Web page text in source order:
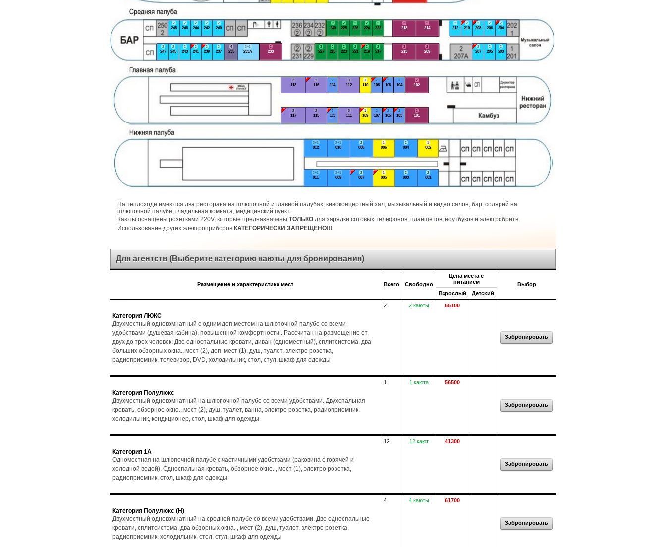
2
001
1
002
2
003
2
004
1
005
1
006
2
007
2
008
2+1
009
2+1
010
2+1
011
2+1
012
2
101
2
102
2
103
2
104
2
105
2
106
2
107
2
108
1
109
1
110
3
111
3
112
2
113
2
114
2
115
2
116
2
117
2
118
2
203
2
204
2
205
2
206
2
207
2
208
2
209
2
210
2
212
2
213
2
214
2
217
2
218
2
219
2
221
2
222
2
223
2
224
2
225
2
226
2
227
2
228
2
230
2
233
3+1
233А
4
235
2
237
2
239
2
240
2
241
2
242
2
243
2
244
2
245
2
246
2
247
2
248
На теплоходе имеются два ресторана на шлюпочной и главной палубах, киноконцертный зал, мызыкальный и видео салон, бар, солярий на
шлюпочной палубе, гладильная комната, медицинский пункт.
Каюты оснащены розетками 220V, которые предназначены ТОЛЬКО для зарядки сотовых телефонов, планшетов, ноутбуков и электробритв.
Использование других электроприборов КАТЕГОРИЧЕСКИ ЗАПРЕЩЕНО!!!
Для агентств (Выберите категорию каюты для бронирования)
Размещение и характеристика мест Всего Свободно
Цена места с
питанием
Выбор
Взрослый
Детский
Категория ЛЮКС
Двухместный однокомнатный с одним доп.местом на шлюпочной палубе со всеми
удобствами (душевая кабина), повышенной комфортности . Рассчитан на размещение от
двух до трех человек. Две односпальные кровати, диван (одноместный), сплитсистема, два
больших обзорных окна., мест (2), доп. мест (1), душ, туалет, электро розетка,
радиоприемник, телевизор, DVD, холодильник, стол, стул, шкаф для одежды
2 2 каюты 65100
Забронировать
Категория Полулюкс
Двухместный однокомнатный на шлюпочной палубе со всеми удобствами. Двухспальная
кровать, обзорное окно., мест (2), душ, туалет, ванна, электро розетка, радиоприемник,
холодильник, кондиционер, стол, шкаф для одежды
1 1 каюта 56500
Забронировать
Категория 1А
Одноместная на шлюпочной палубе с частичными удобствами (раковина с горячей и
холодной водой). Односпальная кровать, обзорное окно. , мест (1), электро розетка,
радиоприемник, стол, шкаф для одежды
12 12 кают 41300
Забронировать
Категория Полулюкс (Н)
Двухместный однокомнатный на средней палубе со всеми удобствами. Две односпальные
кровати, сплитсистема, два обзорных окна. , мест (2), душ, туалет, электро розетка,
радиоприемник, холодильник, стол, стул, шкаф для одежды
4 4 каюты 61700
Забронировать